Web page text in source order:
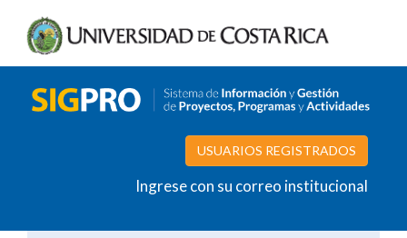
USUARIOS REGISTRADOS
Ingrese con su correo institucional